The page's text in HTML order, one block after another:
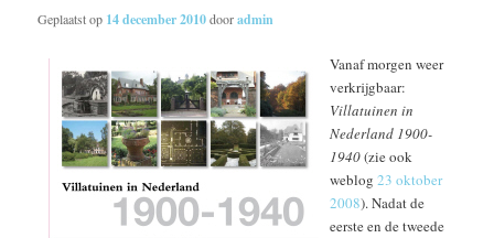
Geplaatst op 14 december 2010dooradmin
Vanaf morgen weer
verkrijgbaar:
Villatuinen in
Nederland 1900-
1940(zie ook
weblog23 oktober
2008). Nadat de
eerste en de tweede